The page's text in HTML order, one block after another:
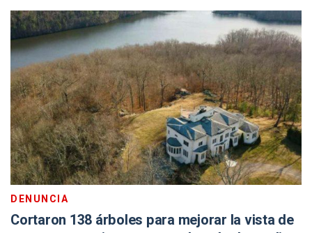
DENUNCIA
Cortaron 138 árboles para mejorar la vista de